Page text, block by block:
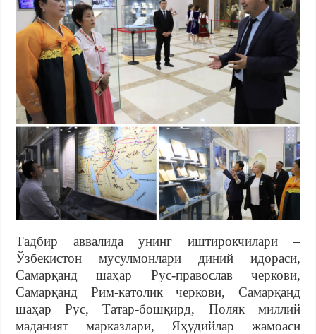
Тадбир аввалида унинг иштирокчилари –
Ўзбекистон мусулмонлари диний идораси,
Самарқанд шаҳар Рус-православ черкови,
Самарқанд Рим-католик черкови, Самарқанд
шаҳар Рус, Татар-бошқирд, Поляк миллий
маданият марказлари, Яҳудийлар жамоаси